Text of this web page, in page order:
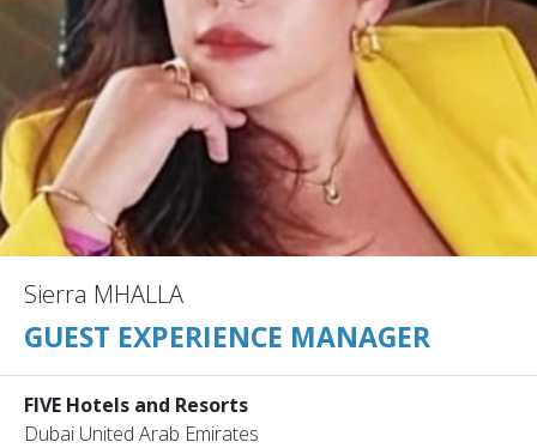
Sierra MHALLA
GUEST EXPERIENCE MANAGER
FIVE Hotels and Resorts
Dubai United Arab Emirates